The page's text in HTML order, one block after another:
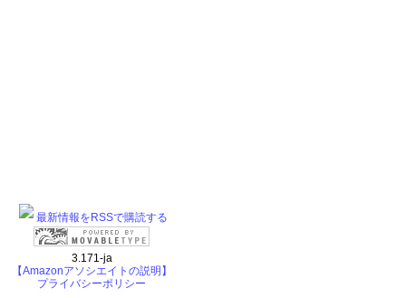
最新情報をRSSで購読する
3.171-ja
【Amazonアソシエイトの説明】
プライバシーポリシー